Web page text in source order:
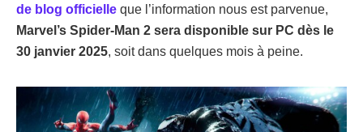
de blog officielle que l’information nous est parvenue,
Marvel’s Spider-Man 2 sera disponible sur PC dès le
30 janvier 2025, soit dans quelques mois à peine.